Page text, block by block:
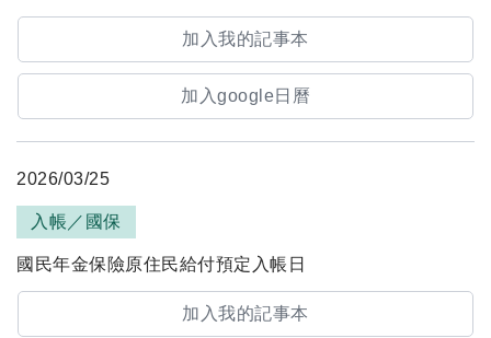
加入我的記事本
加入google日曆
2026/03/25
入帳／國保
國民年金保險原住民給付預定入帳日
加入我的記事本